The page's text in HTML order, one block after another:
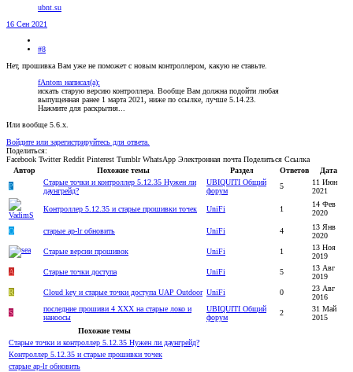
ubnt.su
16 Сен 2021
#8
Нет, прошивка Вам уже не поможет с новым контроллером, какую не ставьте.
fAntom написал(а):
искать старую версию контроллера. Вообще Вам должна подойти любая
выпущенная ранее 1 марта 2021, ниже по ссылке, лучше 5.14.23.
Нажмите для раскрытия...
Или вообще 5.6.x.
Войдите или зарегистрируйтесь для ответа.
Поделиться:
Facebook Twitter Reddit Pinterest Tumblr WhatsApp Электронная почта Поделиться Ссылка
Автор
Похожие темы Раздел Ответов
Дата
P
Старые точки и контроллер 5.12.35 Нужен ли
даунгрейд?
UBIQUITI Общий
форум
5
11 Июн
2021
Контроллер 5.12.35 и старые прошивки точек UniFi 1
14 Фев
2020
O старые ap-lr обновить UniFi 4
13 Янв
2020
Старые версии прошивок
UniFi 1
13 Ноя
2019
A
Старые точки доступа UniFi 5
13 Авг
2019
R
Cloud key и старые точки доступа UAP Outdoor UniFi 0
23 Авг
2016
S
последние прошиви 4 ХХХ на старые локо и
наноосы
UBIQUITI Общий
форум
2
31 Май
2015
Похожие темы
Старые точки и контроллер 5.12.35 Нужен ли даунгрейд?
Контроллер 5.12.35 и старые прошивки точек
старые ap-lr обновить